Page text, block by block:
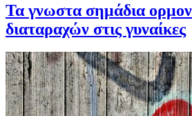
Τα γνωστα σημάδια
διαταραχών στις γυναίκες